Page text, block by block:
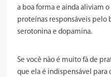
a boa forma e ainda aliviam
proteínas responsáveis pelo
serotonina e dopamina.
Se você não é muito fã de
que ela é indispensável para